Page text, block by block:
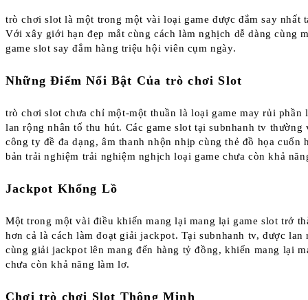
trò chơi slot là một trong một vài loại game được đắm say nhất
Với xây giới hạn đẹp mắt cùng cách làm nghịch dễ dàng cùng
game slot say đắm hàng triệu hội viên cụm ngày.
Những Điểm Nổi Bật Của trò chơi Slot
trò chơi slot chưa chỉ một-một thuần là loại game may rủi phần
lan rộng nhân tố thu hút. Các game slot tại subnhanh tv thường
công ty đề đa dạng, âm thanh nhộn nhịp cùng thẻ đồ họa cuốn
bản trải nghiệm trải nghiệm nghịch loại game chưa còn khả
Jackpot Khổng Lồ
Một trong một vài điều khiến mang lại mang lại game slot trở
hơn cả là cách làm đoạt giải jackpot. Tại subnhanh tv, được lan
cùng giải jackpot lên mang đến hàng tỷ đồng, khiến mang lại
chưa còn khả năng làm lơ.
Chơi trò chơi Slot Thông Minh